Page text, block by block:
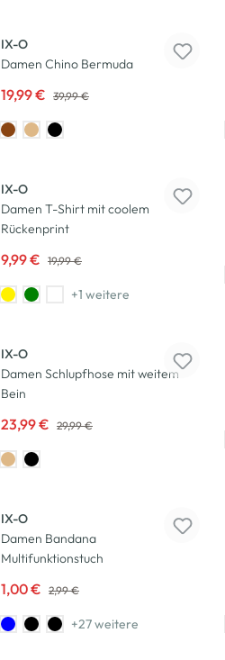
IX-O
Damen Chino Bermuda
19,99 € 39,99 €
IX-O
Damen T-Shirt mit coolem
Rückenprint
9,99 € 19,99 €
+1 weitere
IX-O
Damen Schlupfhose mit weitem
Bein
23,99 € 29,99 €
IX-O
Damen Bandana
Multifunktionstuch
1,00 € 2,99 €
+27 weitere